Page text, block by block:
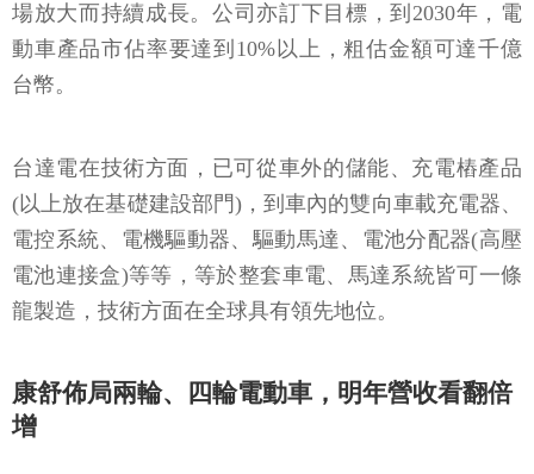
場放大而持續成長。公司亦訂下目標，到 2030年，電
動車產品市佔率要達到 10% 以上，粗估金額可達千億
台幣。
台達電在技術方面，已可從車外的儲能、充電樁產品
(以上放在基礎建設部門)，到車內的雙向車載充電器、
電控系統、電機驅動器、驅動馬達、電池分配器(高壓
電池連接盒)等等，等於整套車電、馬達系統皆可一條
龍製造，技術方面在全球具有領先地位。
康舒佈局兩輪、四輪電動車，明年營收看翻倍
增